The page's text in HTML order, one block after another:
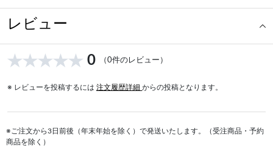
レビュー
0 （0件のレビュー）
※ レビューを投稿するには 注文履歴詳細 からの投稿となります。
※ご注文から3日前後（年末年始を除く）で発送いたします。（受注商品・予約
商品を除く）